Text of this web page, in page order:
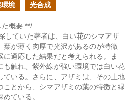
境 光合成
概要 **/
していた著者は、白い花のシマアザ
葉が薄く肉厚で光沢があるのが特徴
適応した結果だと考えられる。ま
も触れ、紫外線が強い環境では白い花
ている。さらに、アザミは、その土地
とから、シマアザミの葉の特徴と緑
ている。